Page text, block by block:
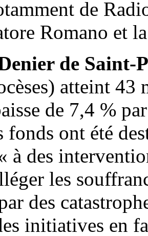
de
Romano et
de Saint-
atteint 43
de 7,4 %
fonds ont été
à des
les
des
initiatives en